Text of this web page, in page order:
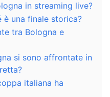
in streaming live?
è una finale storica?
tra Bologna e
si sono affrontate in
italiana ha